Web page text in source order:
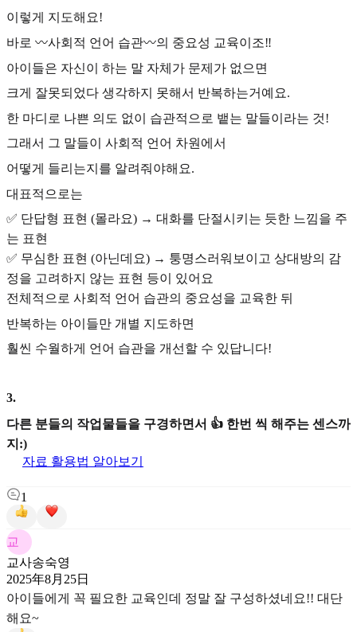
이렇게 지도해요!
바로 〰️사회적 언어 습관〰️의 중요성 교육이조‼️
아이들은 자신이 하는 말 자체가 문제가 없으면
크게 잘못되었다 생각하지 못해서 반복하는거예요.
한 마디로 나쁜 의도 없이 습관적으로 뱉는 말들이라는 것!
그래서 그 말들이 사회적 언어 차원에서
어떻게 들리는지를 알려줘야해요.
대표적으로는
✅ 단답형 표현 (몰라요) → 대화를 단절시키는 듯한 느낌을 주
는 표현
✅ 무심한 표현 (아닌데요) → 퉁명스러워보이고 상대방의 감
정을 고려하지 않는 표현 등이 있어요
전체적으로 사회적 언어 습관의 중요성을 교육한 뒤
반복하는 아이들만 개별 지도하면
훨씬 수월하게 언어 습관을 개선할 수 있답니다!
3.
다른 분들의 작업물들을 구경하면서 👍 한번 씩 해주는 센스까
지:)
자료 활용법 알아보기
1
교
교사송숙영
2025年8月25日
아이들에게 꼭 필요한 교육인데 정말 잘 구성하셨네요!! 대단
해요~